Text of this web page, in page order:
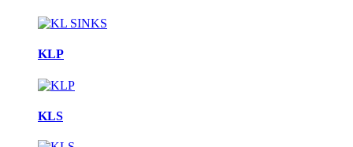
KLP
KLS